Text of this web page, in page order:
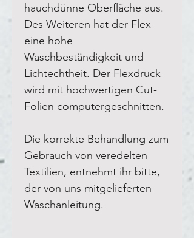
hauchdünne Oberfläche aus.
Des Weiteren hat der Flex
eine hohe
Waschbeständigkeit und
Lichtechtheit. Der Flexdruck
wird mit hochwertigen Cut-
Folien computergeschnitten.
Die korrekte Behandlung zum
Gebrauch von veredelten
Textilien, entnehmt ihr bitte,
der von uns mitgelieferten
Waschanleitung.